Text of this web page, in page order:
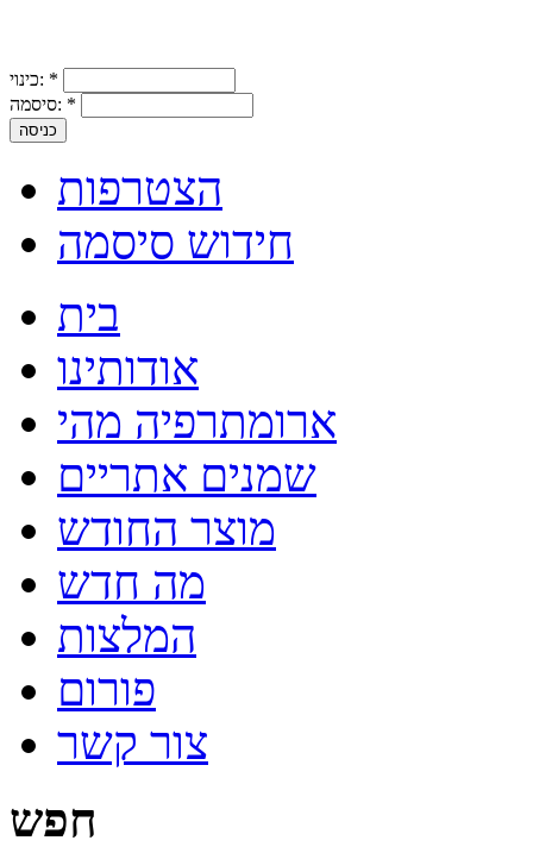
כינוי: *
סיסמה: *
הצטרפות
חידוש סיסמה
בית
אודותינו
ארומתרפיה מהי
שמנים אתריים
מוצר החודש
מה חדש
המלצות
פורום
צור קשר
חפש